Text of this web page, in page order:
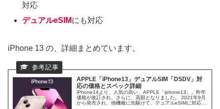
対応
デュアルeSIMにも対応
iPhone 13 の、詳細まとめています。
APPLE「iPhone13」デュアルSIM「DSDV」対
応の価格とスペック詳細
iPhone14より、人気の高い、APPLE「iphone13」。昨年
価格が改訂され、さらに、高額となりました。 2021年9月
から発売され、他機種に先駆けて、デュアルeSIMに対応し